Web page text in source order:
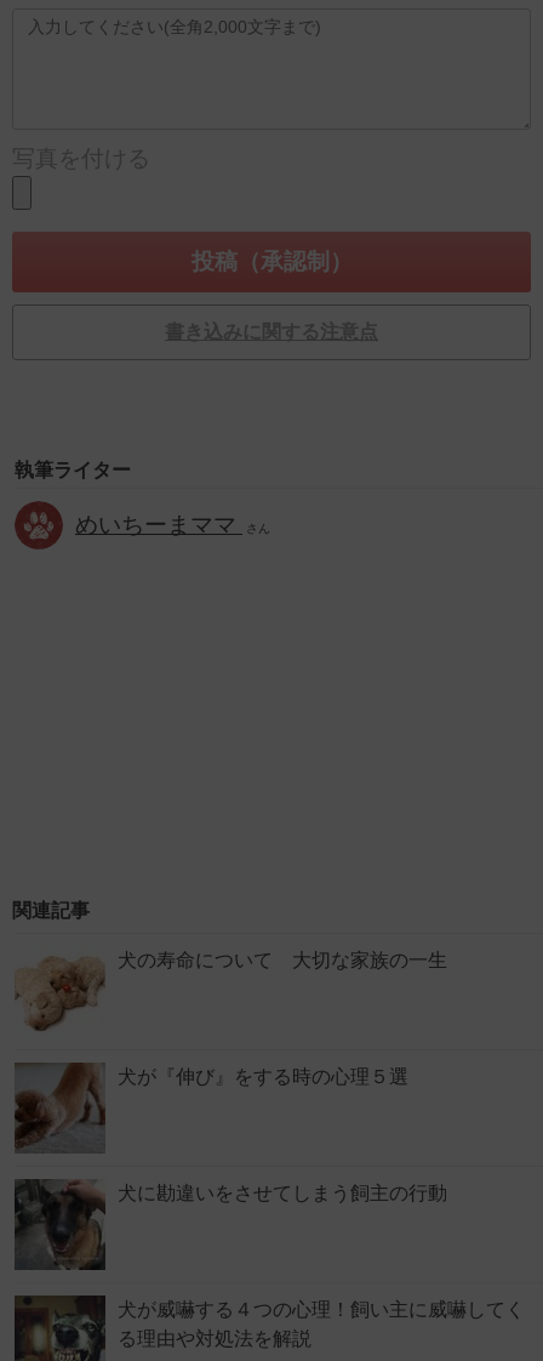
写真を付ける
書き込みに関する注意点
執筆ライター
めいちーまママ さん
関連記事
犬の寿命について 大切な家族の一生
犬が『伸び』をする時の心理５選
犬に勘違いをさせてしまう飼主の行動
犬が威嚇する４つの心理！飼い主に威嚇してく
る理由や対処法を解説